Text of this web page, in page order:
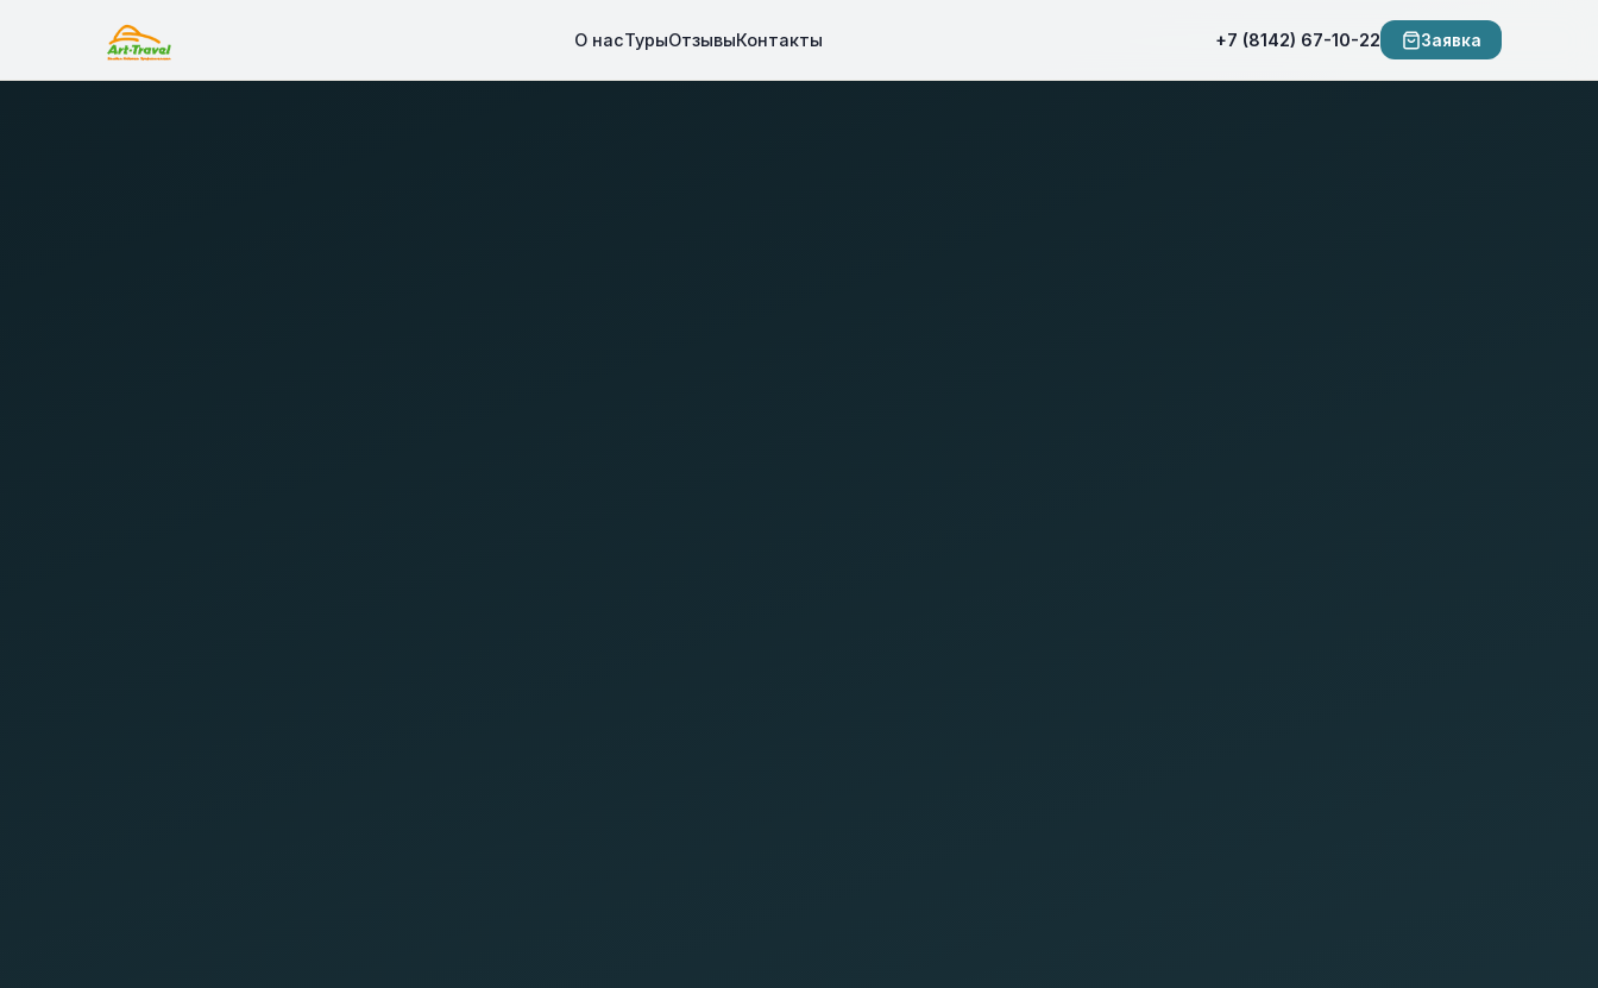
О насТурыОтзывыКонтакты +7 (8142) 67-10-22 Заявка